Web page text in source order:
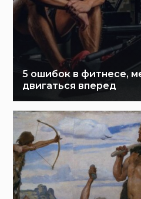
5 ошибок в фитнесе,
двигаться вперед